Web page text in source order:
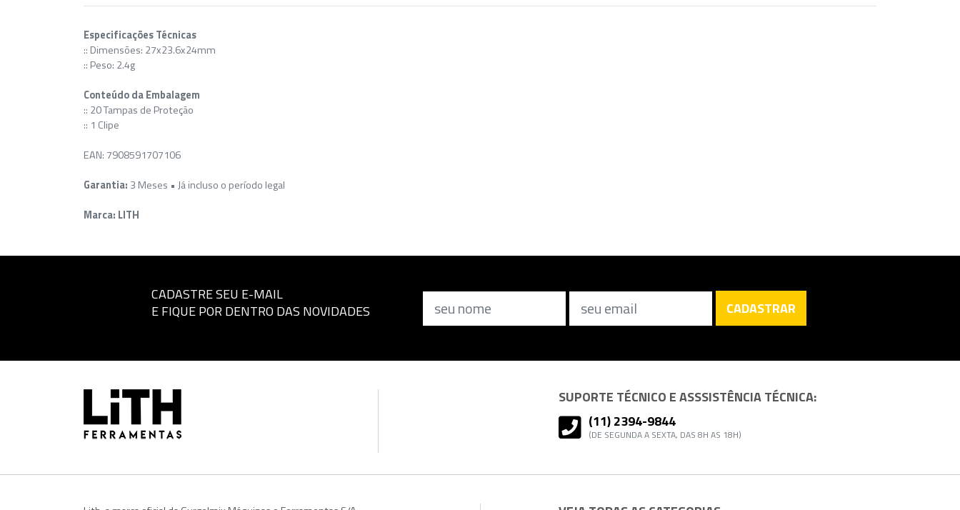
Especificações Técnicas
:: Dimensões: 27x23.6x24mm
:: Peso: 2.4g
Conteúdo da Embalagem
:: 20 Tampas de Proteção
:: 1 Clipe
EAN: 7908591707106
Garantia: 3 Meses • Já incluso o período legal
Marca: LITH
CADASTRE SEU E-MAIL
E FIQUE POR DENTRO DAS NOVIDADES
Nome CADASTRAR
SUPORTE TÉCNICO E ASSSISTÊNCIA TÉCNICA:
(11) 2394-9844
(DE SEGUNDA A SEXTA, DAS 8H AS 18H)